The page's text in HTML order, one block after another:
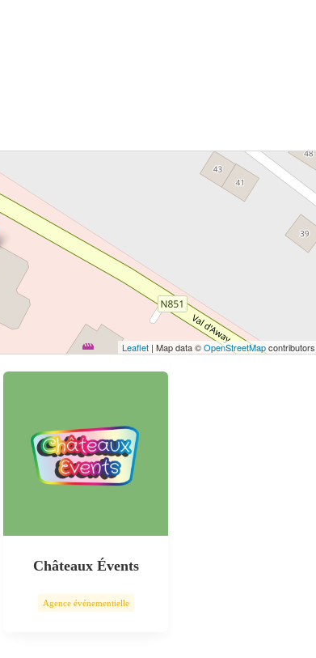
afficher la carte.
Leaflet| Map data ©OpenStreetMapcontributors,
Châteaux Évents
Agence événementielle